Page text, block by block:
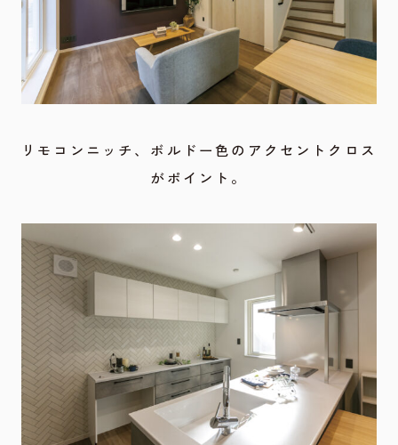
リモコンニッチ、ボルドー色のアクセントクロス
がポイント。